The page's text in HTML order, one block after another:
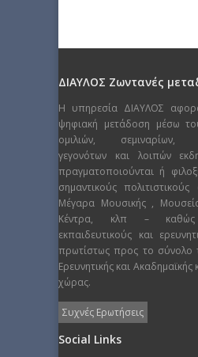
ΔΙΑΥΛΟΣ Ζωντανές
Η υπηρεσία ΔΙΑΥΛΟΣ
ψηφιακή μετάδοση μέσω
ομιλιών, σεμιναρίων,
γεγονότων και λοιπών
πραγματοποιούνται ή
σημαντικούς
Μέγαρα Μουσικής ,
Κέντρα, κλπ –
εκπαιδευτικούς και
πρωτίστως προς το σύνολο
Ερευνητικής και Ακαδημαϊκής
χώρας.
Συχνές Ερωτήσεις
Social Links